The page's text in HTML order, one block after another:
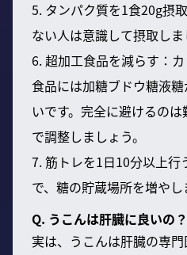
5. タンパク質を1食20g摂
ない人は意識して摂取しま
6. 超加工食品を減らす：
食品には加糖ブドウ糖液
いです。完全に避けるの
で調整しましょう。
7. 筋トレを1日10分以上行
で、糖の貯蔵場所を増やし
Q. うこんは肝臓に良いの？
実は、うこんは肝臓の専